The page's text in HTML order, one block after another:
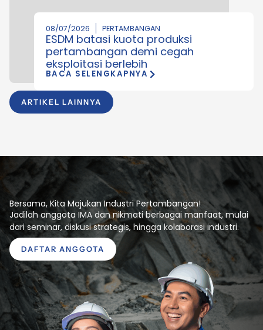
ARTIKEL LAINNYA
08/07/2026 PERTAMBANGAN
ESDM batasi kuota produksi
pertambangan demi cegah
eksploitasi berlebih
BACA SELENGKAPNYA
Bersama, Kita Majukan Industri Pertambangan!
Jadilah anggota IMA dan nikmati berbagai manfaat, mulai
dari seminar, diskusi strategis, hingga kolaborasi industri.
DAFTAR ANGGOTA